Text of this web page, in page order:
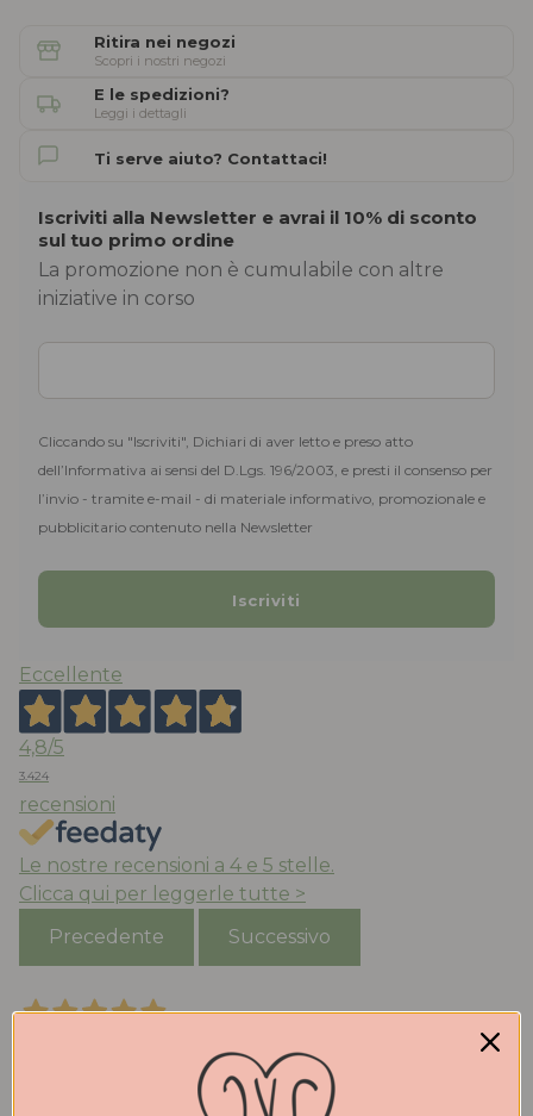
Ritira nei negozi
Scopri i nostri negozi
E le spedizioni?
Leggi i dettagli
Ti serve aiuto? Contattaci!
Iscriviti alla Newsletter e avrai il 10% di sconto
sul tuo primo ordine
La promozione non è cumulabile con altre
iniziative in corso
Cliccando su "Iscriviti", Dichiari di aver letto e preso atto
dell’Informativa ai sensi del D.Lgs. 196/2003, e presti il consenso per
l’invio - tramite e-mail - di materiale informativo, promozionale e
pubblicitario contenuto nella Newsletter
Eccellente
4,8/5
3.424
recensioni
Le nostre recensioni a 4 e 5 stelle.
Clicca qui per leggerle tutte >
Precedente
Successivo
Acquistato ballerine ‘mucca’ molto belle e comode ,
la taglia è quella che porto abitualmente, consegna